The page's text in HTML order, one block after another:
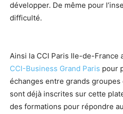
développer. De même pour
difficulté.
Ainsi la CCI Paris Ile-de-France
CCI-Business Grand Paris pour
échanges entre grands
sont déjà inscrites sur cette
des formations pour répondre